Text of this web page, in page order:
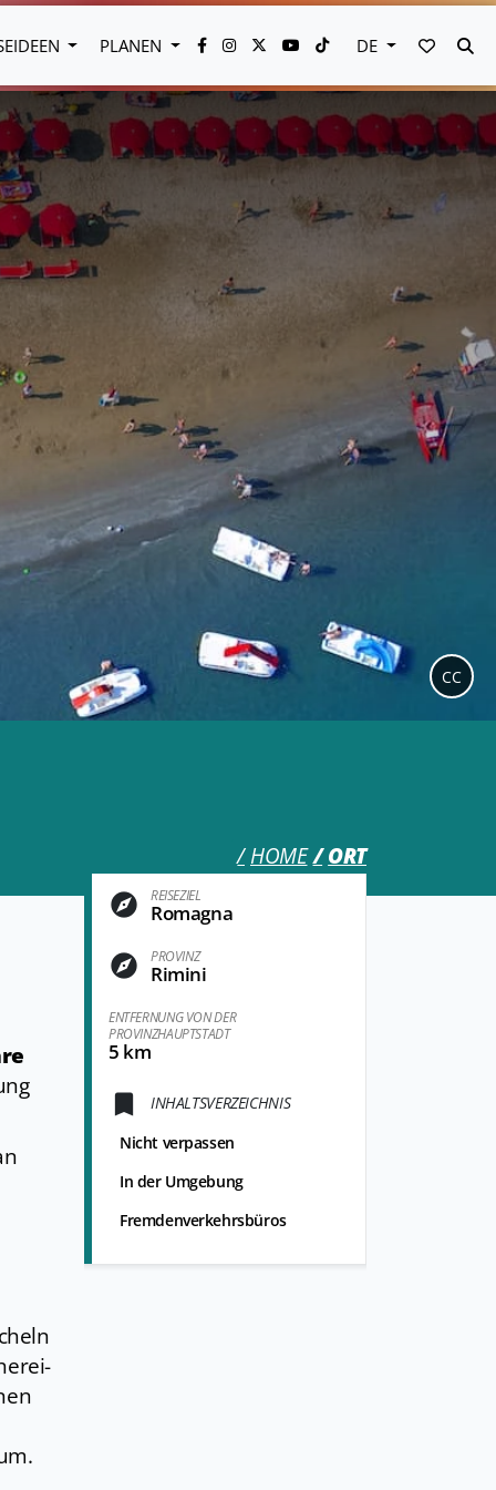
PLANEN DE MEINE
HOME ORT
CC
REISEZIEL
Romagna
PROVINZ
Rimini
ENTFERNUNG VON DER
PROVINZHAUPTSTADT
5 km
INHALTSVERZEICHNIS
Nicht verpassen
In der Umgebung
Fremdenverkehrsbüros